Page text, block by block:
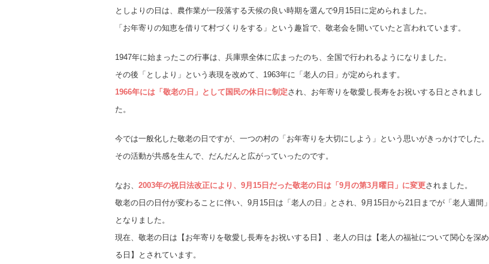
としよりの日は、農作業が一段落する天候の良い時期を選んで9月15日に定められました。
「お年寄りの知恵を借りて村づくりをする」という趣旨で、敬老会を開いていたと言われています。
1947年に始まったこの行事は、兵庫県全体に広まったのち、全国で行われるようになりました。
その後「としより」という表現を改めて、1963年に「老人の日」が定められます。
1966年には「敬老の日」として国民の休日に制定され、お年寄りを敬愛し長寿をお祝いする日とされまし
た。
今では一般化した敬老の日ですが、一つの村の「お年寄りを大切にしよう」という思いがきっかけでした。
その活動が共感を生んで、だんだんと広がっていったのです。
なお、 2003年の祝日法改正により、9月15日だった敬老の日は「9月の第3月曜日」に変更されました。
敬老の日の日付が変わることに伴い、9月15日は「老人の日」とされ、9月15日から21日までが「老人週間」
となりました。
現在、敬老の日は【お年寄りを敬愛し長寿をお祝いする日】、老人の日は【老人の福祉について関心を深め
る日】とされています。